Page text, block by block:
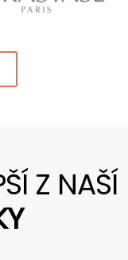
Z NAŠÍ